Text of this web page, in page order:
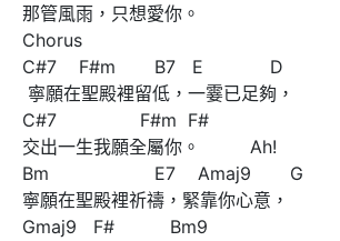
那管風雨，只想愛你。
Chorus
C#7    F#m       B7   E
C#7               F#m  F#
交出一生我願全屬你。         Ah!
Bm                   E7    Amaj9       G
寧願在聖殿裡祈禱，緊靠你心意，
Gmaj9   F#          Bm9